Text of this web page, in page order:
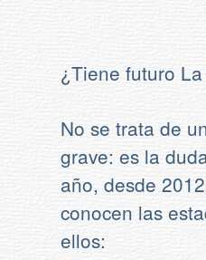
¿Tiene futuro
No se trata de
grave: es la
año, desde
conocen las
ellos: